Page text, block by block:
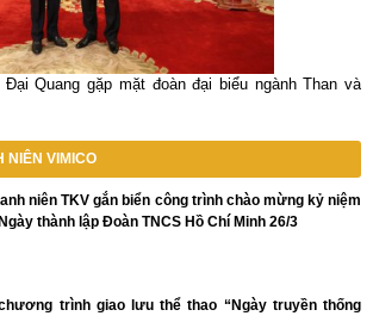
Quang gặp mặt đoàn đại biểu ngành Than và
NIÊN VIMICO
niên TKV gắn biển công trình chào mừng kỷ niệm
thành lập Đoàn TNCS Hồ Chí Minh 26/3
trình giao lưu thể thao “Ngày truyền thống